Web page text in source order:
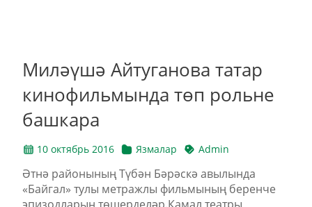
Миләүшә Айтуганова татар
кинофильмында төп рольне
башкара
10 октябрь 2016 Язмалар Admin
Әтнә районының Түбән Бәрәскә авылында
«Байгал» тулы метражлы фильмының беренче